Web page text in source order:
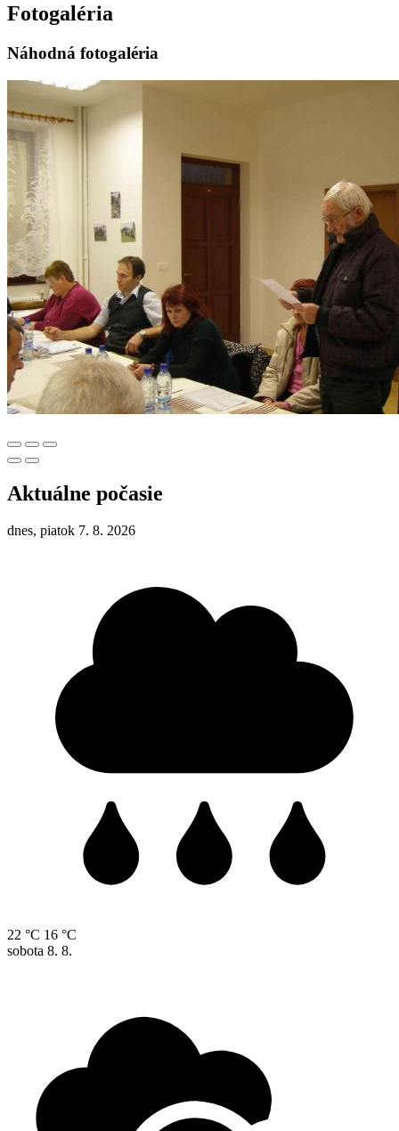
Fotogaléria
Náhodná fotogaléria
Aktuálne počasie
dnes, piatok 7. 8. 2026
22 °C 16 °C
sobota 8. 8.